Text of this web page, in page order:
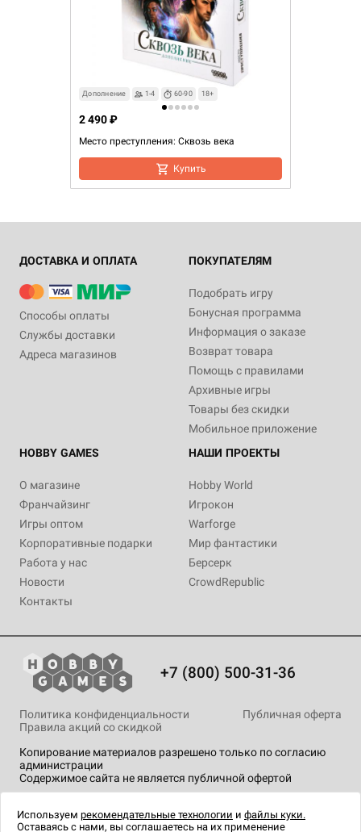
Дополнение 1-4 60-90 18+
Место преступления: Сквозь века
2 490 ₽
Купить
ДОСТАВКА И ОПЛАТА
Способы оплаты
Службы доставки
Адреса магазинов
ПОКУПАТЕЛЯМ
Подобрать игру
Бонусная программа
Информация о заказе
Возврат товара
Помощь с правилами
Архивные игры
Товары без скидки
Мобильное приложение
HOBBY GAMES
О магазине
Франчайзинг
Игры оптом
Корпоративные подарки
Работа у нас
Новости
Контакты
НАШИ ПРОЕКТЫ
Hobby World
Игрокон
Warforge
Мир фантастики
Берсерк
CrowdRepublic
+7 (800) 500-31-36
Копирование материалов разрешено только по согласию
администрации
Содержимое сайта не является публичной офертой
Политика конфиденциальности
Публичная оферта
Правила акций со скидкой
технологии.
Используем рекомендательные технологии и файлы куки.
Оставаясь с нами, вы соглашаетесь на их применение